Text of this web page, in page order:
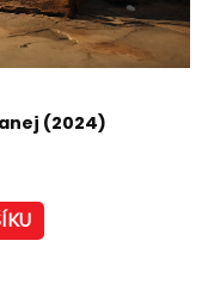
(2024)